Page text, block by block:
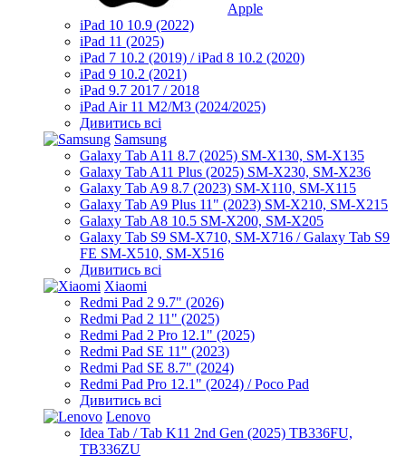
Apple
iPad 10 10.9 (2022)
iPad 11 (2025)
iPad 7 10.2 (2019) / iPad 8 10.2 (2020)
iPad 9 10.2 (2021)
iPad 9.7 2017 / 2018
iPad Air 11 M2/M3 (2024/2025)
Дивитись всі
Samsung
Galaxy Tab A11 8.7 (2025) SM-X130, SM-X135
Galaxy Tab A11 Plus (2025) SM-X230, SM-X236
Galaxy Tab A9 8.7 (2023) SM-X110, SM-X115
Galaxy Tab A9 Plus 11" (2023) SM-X210, SM-X215
Galaxy Tab A8 10.5 SM-X200, SM-X205
Galaxy Tab S9 SM-X710, SM-X716 / Galaxy Tab S9
FE SM-X510, SM-X516
Дивитись всі
Xiaomi
Redmi Pad 2 9.7" (2026)
Redmi Pad 2 11" (2025)
Redmi Pad 2 Pro 12.1" (2025)
Redmi Pad SE 11" (2023)
Redmi Pad SE 8.7" (2024)
Redmi Pad Pro 12.1" (2024) / Poco Pad
Дивитись всі
Lenovo
Idea Tab / Tab K11 2nd Gen (2025) TB336FU,
TB336ZU